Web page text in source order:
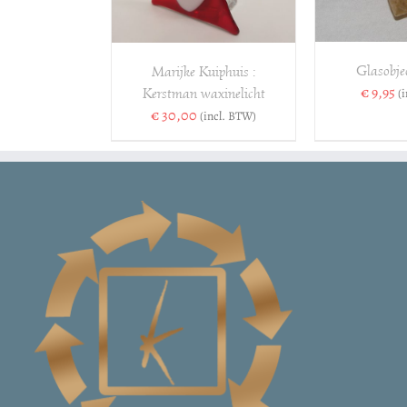
Marijke Kuiphuis :
Kerstman waxinelicht
€30,00 (incl. BTW)
€9,95